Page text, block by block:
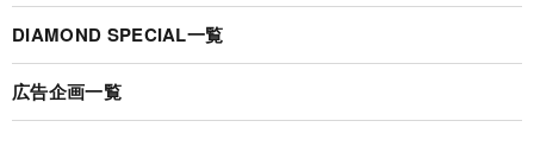
DIAMOND SPECIAL一覧
広告企画一覧